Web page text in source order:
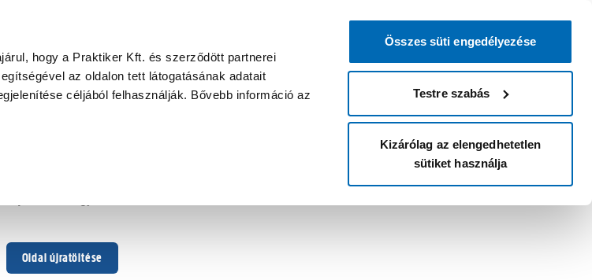
hogy a Praktiker Kft. és szerződött partnerei
az oldalon tett látogatásának adatait
céljából felhasználják. Bővebb információ az
Összes süti engedélyezése
Testre szabás
Kizárólag az elengedhetetlen
sütiket használja
Oldal újratöltése